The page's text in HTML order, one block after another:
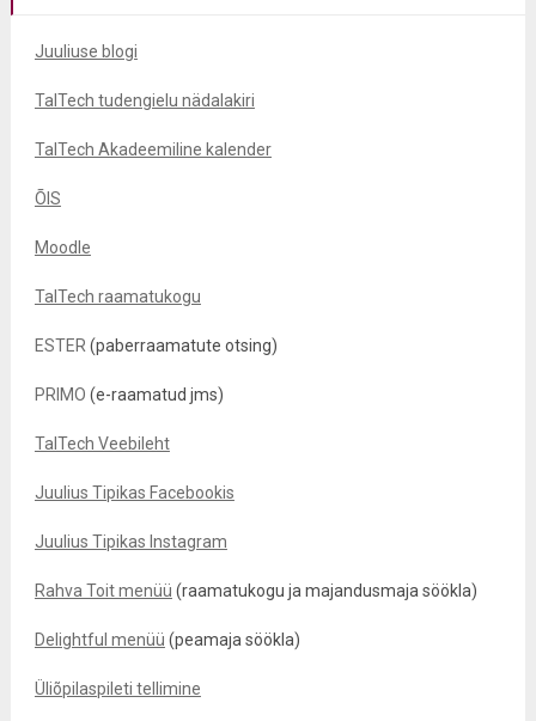
Juuliuse blogi
TalTech tudengielu nädalakiri
TalTech Akadeemiline kalender
ÕIS
Moodle
TalTech raamatukogu
ESTER (paberraamatute otsing)
PRIMO (e-raamatud jms)
TalTech Veebileht
Juulius Tipikas Facebookis
Juulius Tipikas Instagram
Rahva Toit menüü (raamatukogu ja majandusmaja söökla)
Delightful menüü (peamaja söökla)
Üliõpilaspileti tellimine